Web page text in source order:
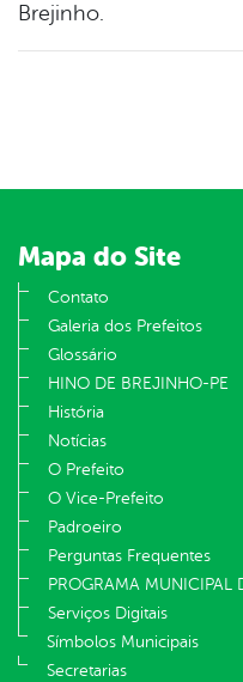
Brejinho.
Mapa do Site
Contato
Galeria dos Prefeitos
Glossário
HINO DE BREJINHO-PE
História
Notícias
O Prefeito
O Vice-Prefeito
Padroeiro
Perguntas Frequentes
PROGRAMA MUNICIPAL
Serviços Digitais
Símbolos Municipais
Secretarias